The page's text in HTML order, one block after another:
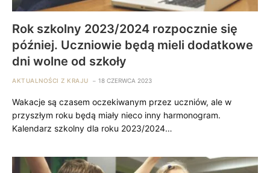
Rok szkolny 2023/2024 rozpocznie się
później. Uczniowie będą mieli dodatkowe
dni wolne od szkoły
AKTUALNOŚCI Z KRAJU 18 CZERWCA 2023
Wakacje są czasem oczekiwanym przez uczniów, ale w
przyszłym roku będą miały nieco inny harmonogram.
Kalendarz szkolny dla roku 2023/2024…